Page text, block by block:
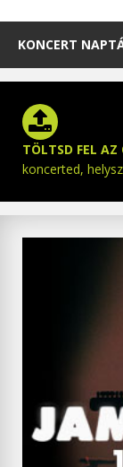
KONCERT
TÖLTSD FEL AZ
koncerted,